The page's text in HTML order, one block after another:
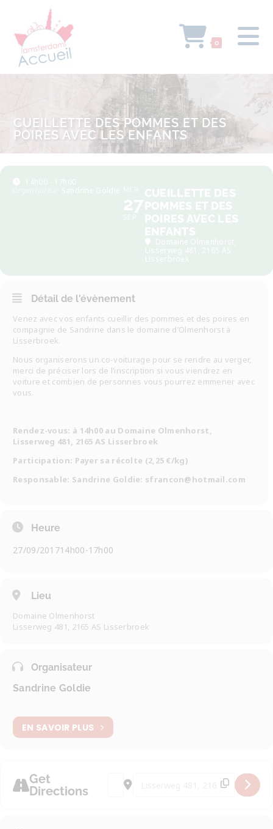
0
CUEILLETTE DES POMMES ET DES
POIRES AVEC LES ENFANTS
Détail de l'évènement
Venez avec vos enfants cueillir des pommes et des poires en
compagnie de Sandrine dans le domaine d’Olmenhorst à
Lisserbroek.
Nous organiserons un co-voiturage pour se rendre au verger,
merci de préciser lors de l’inscription si vous viendrez en
voiture et combien de personnes vous pourrez emmener avec
vous.
Rendez-vous: à 14h00 au Domaine Olmenhorst,
Lisserweg 481, 2165 AS Lisserbroek
Participation: Payer sa récolte (2,25 €/kg)
Responsable: Sandrine Goldie: sfrancon@hotmail.com
Heure
27/09/201714h00-17h00
Lieu
Domaine Olmenhorst
Lisserweg 481, 2165 AS Lisserbroek
Organisateur
Sandrine Goldie
EN SAVOIR PLUS
Get
Directions
Address - Cueillette des pommes et
Destination Address - Cueillette